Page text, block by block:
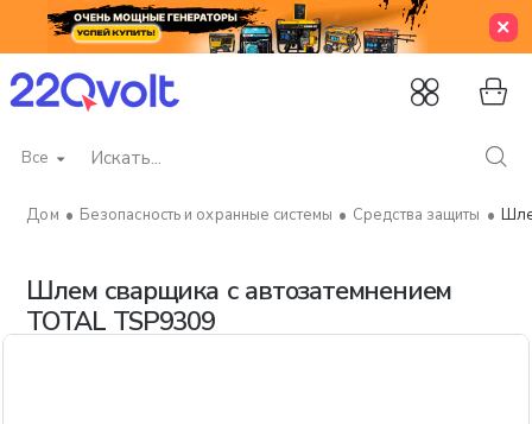
Все
Искать...
Шлем сварщика с автозатемнением
TOTAL TSP9309
Безопасность и охранные системы Средства защиты